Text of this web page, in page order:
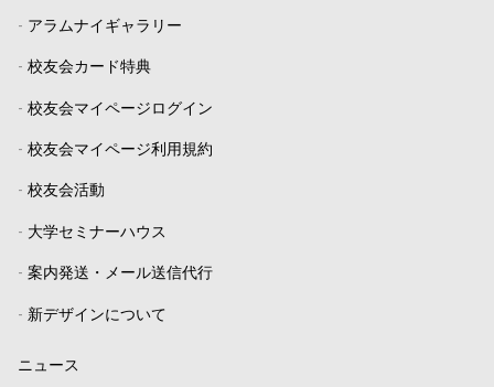
- アラムナイギャラリー
- 校友会カード特典
- 校友会マイページログイン
- 校友会マイページ利用規約
- 校友会活動
- 大学セミナーハウス
- 案内発送・メール送信代行
- 新デザインについて
ニュース